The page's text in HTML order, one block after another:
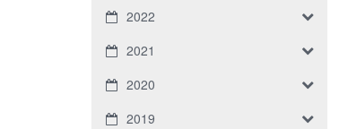
2022
2021
2020
2019